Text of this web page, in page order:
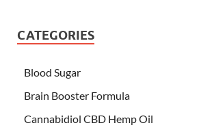
CATEGORIES
Blood Sugar
Brain Booster Formula
Cannabidiol CBD Hemp Oil